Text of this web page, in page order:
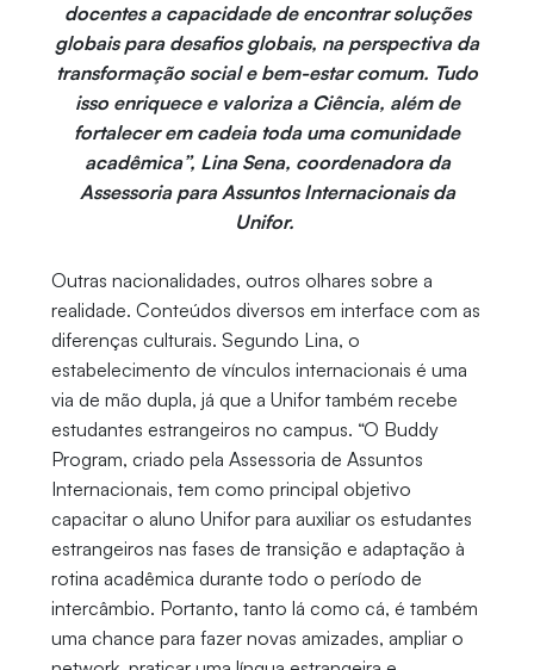
docentes a capacidade de encontrar soluções
globais para desafios globais, na perspectiva da
transformação social e bem-estar comum. Tudo
isso enriquece e valoriza a Ciência, além de
fortalecer em cadeia toda uma comunidade
acadêmica”, Lina Sena, coordenadora da
Assessoria para Assuntos Internacionais da
Unifor.
Outras nacionalidades, outros olhares sobre a
realidade. Conteúdos diversos em interface com as
diferenças culturais. Segundo Lina, o
estabelecimento de vínculos internacionais é uma
via de mão dupla, já que a Unifor também recebe
estudantes estrangeiros no campus. “O Buddy
Program, criado pela Assessoria de Assuntos
Internacionais, tem como principal objetivo
capacitar o aluno Unifor para auxiliar os estudantes
estrangeiros nas fases de transição e adaptação à
rotina acadêmica durante todo o período de
intercâmbio. Portanto, tanto lá como cá, é também
uma chance para fazer novas amizades, ampliar o